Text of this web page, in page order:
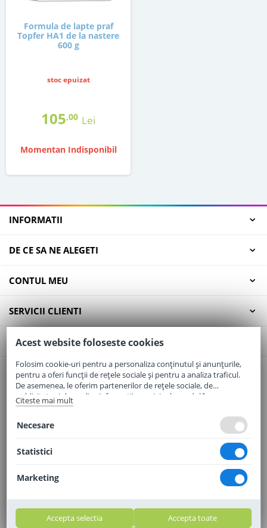
Formula de lapte praf
Topfer HA1 de la nastere
600 g
stoc epuizat
105,00 Lei
Momentan Indisponibil
INFORMATII
DE CE SA NE ALEGETI
CONTUL MEU
SERVICII CLIENTI
CONTACT
Email:office@elaptepraf.ro
Telefon:0745-964-449
Adresa:Sos. Borsului, Nr. 20, Oradea, Jud. Bihor
Acest website foloseste cookies
Folosim cookie-uri pentru a personaliza conținutul și anunțurile,
pentru a oferi funcții de rețele sociale și pentru a analiza traficul.
De asemenea, le oferim partenerilor de rețele sociale, de
publicitate și de analize informații cu privire la modul în care
folosiți site-ul nostru. Aceștia le pot combina cu alte informații
Citeste mai mult
Necesare
Statistici
Marketing
Accepta selectia Accepta toate